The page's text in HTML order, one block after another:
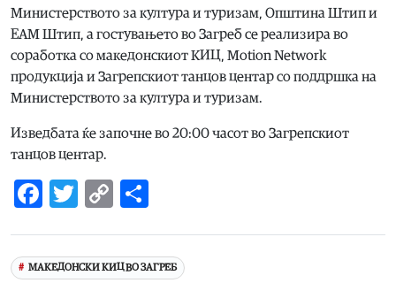
Министерството за култура и туризам, Општина Штип и
ЕАМ Штип, а гостувањето во Загреб се реализира во
соработка со македонскиот КИЦ, Motion Network
продукција и Загрепскиот танцов центар со поддршка на
Министерството за култура и туризам.
Изведбата ќе започне во 20:00 часот во Загрепскиот
танцов центар.
Facebook
Twitter
Copy
МАКЕДОНСКИ КИЦ ВО ЗАГРЕБ